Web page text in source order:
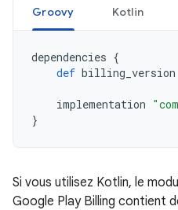
Groovy Kotlin
dependencies {
def billing_version
implementation
}
Si vous utilisez Kotlin, le
Google Play Billing contient